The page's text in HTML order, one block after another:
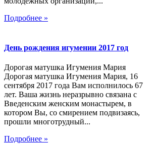
Подробнее »
День рождения игумении 2017 год
Дорогая матушка Игумения Мария
Дорогая матушка Игумения Мария, 16
сентября 2017 года Вам исполнилось 67
лет. Ваша жизнь неразрывно связана с
Введенским женским монастырем, в
котором Вы, со смирением подвизаясь,
прошли многотрудный...
Подробнее »